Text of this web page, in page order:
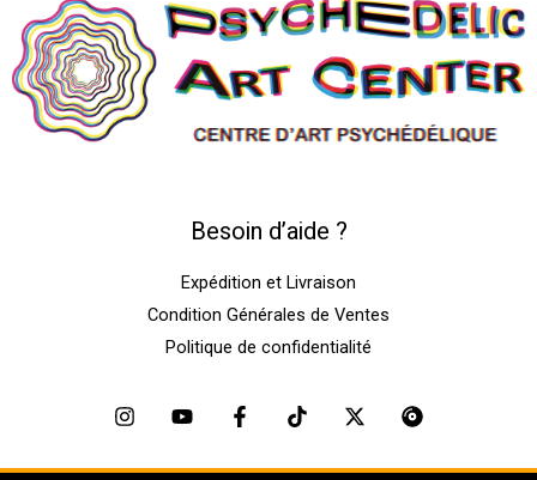
Besoin d’aide ?
Expédition et Livraison
Condition Générales de Ventes
Politique de confidentialité